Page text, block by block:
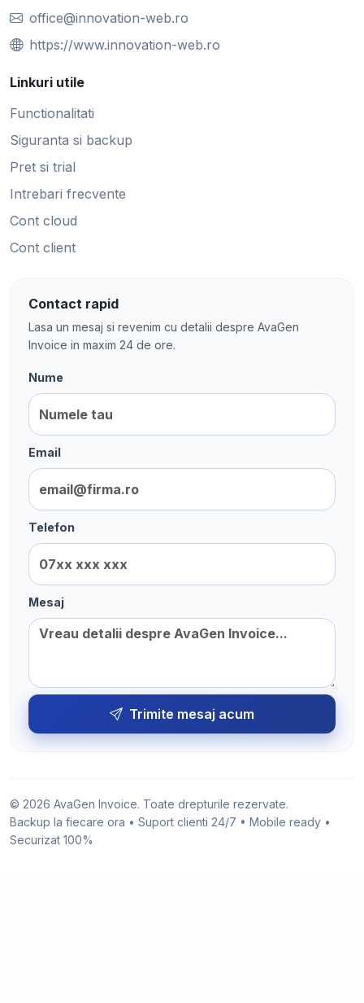
office@innovation-web.ro
https://www.innovation-web.ro
Linkuri utile
Functionalitati
Siguranta si backup
Pret si trial
Intrebari frecvente
Cont cloud
Cont client
Contact rapid
Lasa un mesaj si revenim cu detalii despre AvaGen
Invoice in maxim 24 de ore.
Nume
Email
Telefon
Mesaj
Trimite mesaj acum
© 2026 AvaGen Invoice. Toate drepturile rezervate.
Backup la fiecare ora • Suport clienti 24/7 • Mobile ready •
Securizat 100%